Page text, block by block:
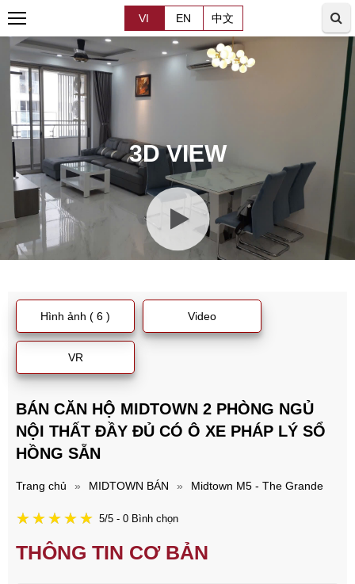
VI EN 中文
3D VIEW
Hình ảnh ( 6 ) Video
VR
BÁN CĂN HỘ MIDTOWN 2 PHÒNG NGỦ
NỘI THẤT ĐẦY ĐỦ CÓ Ô XE PHÁP LÝ SỔ
HỒNG SẴN
Trang chủ » MIDTOWN BÁN » Midtown M5 - The Grande
5/5 - 0 Bình chọn
THÔNG TIN CƠ BẢN